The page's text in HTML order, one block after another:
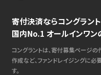
寄付決済ならコングラント
国内No.1 オールインワン
コングラントは、寄付募集ページの
作成など、ファンドレイジングに
す。